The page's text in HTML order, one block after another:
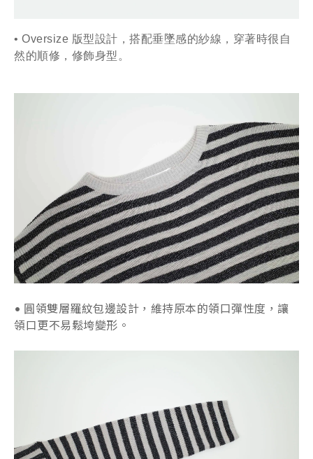
• Oversize 版型設計，搭配垂墜感的紗線，穿著時很自
然的順修，修飾身型。
• 圓領雙層羅紋包邊設計，維持原本的領口彈性度，讓
領口更不易鬆垮變形。